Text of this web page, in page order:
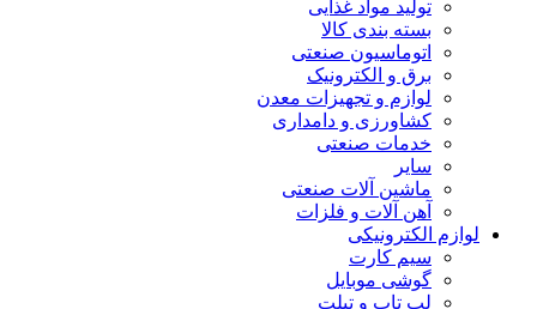
تولید مواد غذایی
بسته بندی کالا
اتوماسیون صنعتی
برق و الکترونیک
لوازم و تجهیزات معدن
کشاورزی و دامداری
خدمات صنعتی
سایر
ماشین آلات صنعتی
آهن آلات و فلزات
لوازم الکترونیکی
سیم کارت
گوشی موبایل
لپ تاپ و تبلت